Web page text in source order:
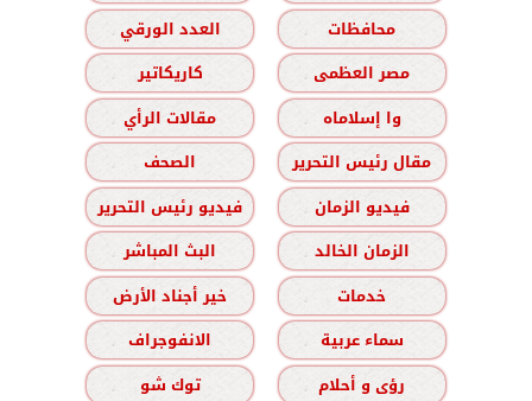
محافظات
العدد الورقي
مصر العظمى
كاريكاتير
وا إسلاماه
مقالات الرأي
مقال رئيس التحرير
الصحف
فيديو الزمان
فيديو رئيس التحرير
الزمان الخالد
البث المباشر
خدمات
خير أجناد الأرض
سماء عربية
الانفوجراف
رؤى و أحلام
توك شو